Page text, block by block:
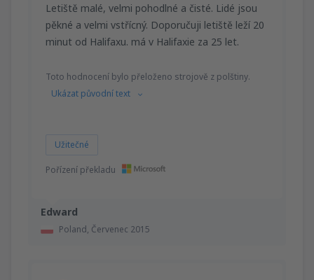
Edward
Poland, Červenec 2015
Letiště malé, velmi pohodlné a čisté. Lidé jsou
pěkné a velmi vstřícný. Doporučuji letiště leží 20
minut od Halifaxu. má v Halifaxie za 25 let.
Toto hodnocení bylo přeloženo strojově z polštiny.
Ukázat původní text
Užitečné
Pořízení překladu